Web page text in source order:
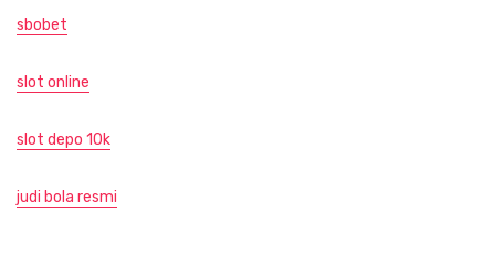
sbobet
slot online
slot depo 10k
judi bola resmi